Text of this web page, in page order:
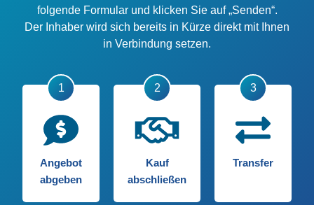
folgende Formular und klicken Sie auf „Senden“.
Der Inhaber wird sich bereits in Kürze direkt mit Ihnen
in Verbindung setzen.
Angebot
abgeben
Kauf
abschließen
Transfer